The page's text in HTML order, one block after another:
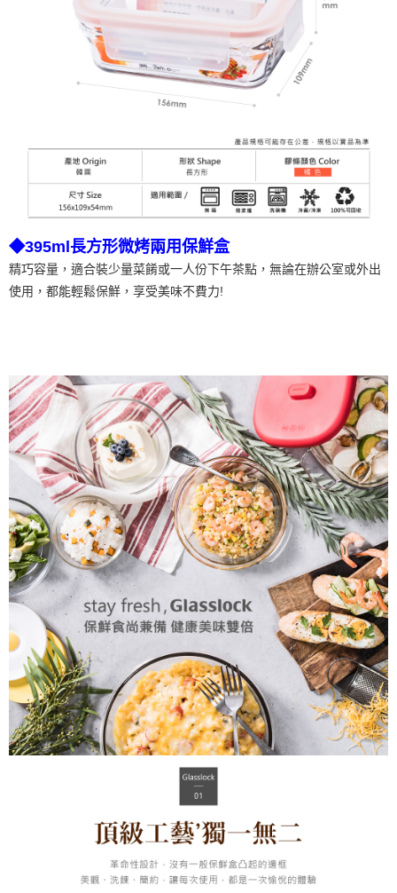
◆395ml長方形微烤兩用保鮮盒
精巧容量，適合裝少量菜餚或一人份下午茶點，無論在辦公室或外出
使用，都能輕鬆保鮮，享受美味不費力!